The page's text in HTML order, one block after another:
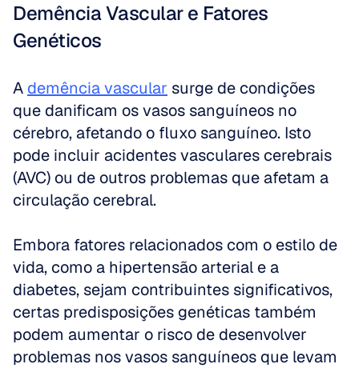
Demência Vascular e Fatores
Genéticos
A demência vascular surge de condições
que danificam os vasos sanguíneos no
cérebro, afetando o fluxo sanguíneo. Isto
pode incluir acidentes vasculares cerebrais
(AVC) ou de outros problemas que afetam a
circulação cerebral.
Embora fatores relacionados com o estilo de
vida, como a hipertensão arterial e a
diabetes, sejam contribuintes significativos,
certas predisposições genéticas também
podem aumentar o risco de desenvolver
problemas nos vasos sanguíneos que levam